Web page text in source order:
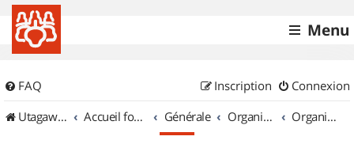
Menu
FAQ Connexion
Inscription
UtagawaVTT (Randos VTT et VTTAE avec traces GPS)
Accueil forum Générale Organisation de sorties & Recherche de partenaires Organisation de sorties en région Île de France